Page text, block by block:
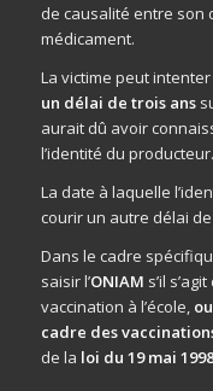
de causalité entre son
médicament.
La victime peut
un délai de trois ans
aurait dû avoir
l’identité du producteur.
La date à laquelle
courir un autre délai
Dans le cadre
saisir l’ONIAM s’il
vaccination à l’école,
cadre des
de la loi du 19 mai 1998